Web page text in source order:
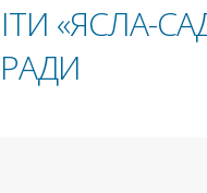
«ЯСЛА-